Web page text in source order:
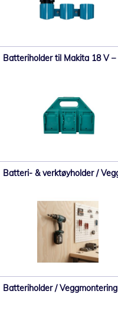
Batteriholder til Makita 18 V
Batteri- & verktøyholder /
Batteriholder /